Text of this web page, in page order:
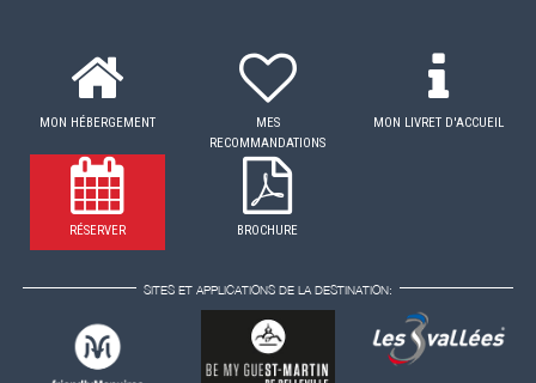
MON HÉBERGEMENT
MES
RECOMMANDATIONS
MON LIVRET D'ACCUEIL
RÉSERVER BROCHURE
SITES ET APPLICATIONS DE LA DESTINATION: